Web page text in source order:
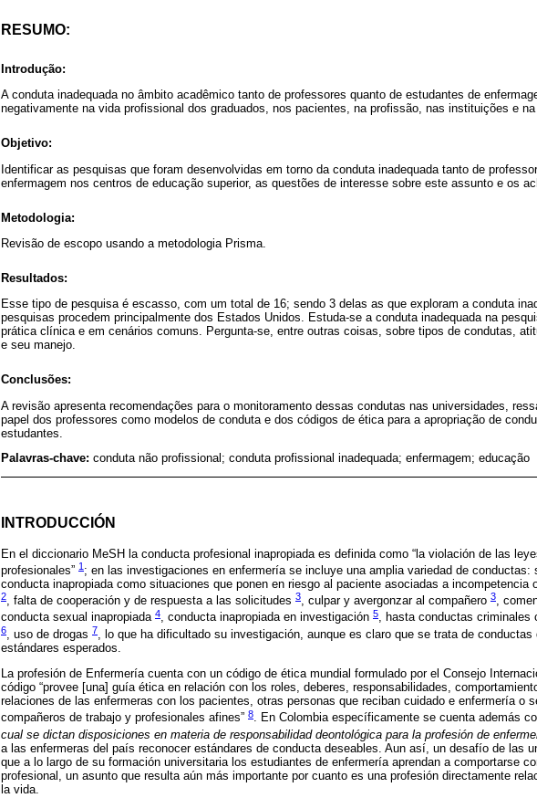
RESUMO:
Introdução:
A conduta inadequada no âmbito acadêmico tanto de professores quanto de estudantes de
negativamente na vida profissional dos graduados, nos pacientes, na profissão, nas instituições e
Objetivo:
Identificar as pesquisas que foram desenvolvidas em torno da conduta inadequada tanto de
enfermagem nos centros de educação superior, as questões de interesse sobre este assunto e os
Metodologia:
Revisão de escopo usando a metodologia Prisma.
Resultados:
Esse tipo de pesquisa é escasso, com um total de 16; sendo 3 delas as que exploram a conduta
pesquisas procedem principalmente dos Estados Unidos. Estuda-se a conduta inadequada na
prática clínica e em cenários comuns. Pergunta-se, entre outras coisas, sobre tipos de condutas,
e seu manejo.
Conclusões:
A revisão apresenta recomendações para o monitoramento dessas condutas nas universidades,
papel dos professores como modelos de conduta e dos códigos de ética para a apropriação de
estudantes.
Palavras-chave: conduta não profissional; conduta profissional inadequada; enfermagem; educação
INTRODUCCIÓN
En el diccionario MeSH la conducta profesional inapropiada es definida como “la violación de las
profesionales” 1 ; en las investigaciones en enfermería se incluye una amplia variedad de conductas:
conducta inapropiada como situaciones que ponen en riesgo al paciente asociadas a incompetencia
2, falta de cooperación y de respuesta a las solicitudes 3, culpar y avergonzar al compañero 3,
conducta sexual inapropiada 4, conducta inapropiada en investigación 5, hasta conductas criminales
6, uso de drogas 7, lo que ha dificultado su investigación, aunque es claro que se trata de conductas
estándares esperados.
La profesión de Enfermería cuenta con un código de ética mundial formulado por el Consejo
código “provee [una] guía ética en relación con los roles, deberes, responsabilidades,
relaciones de las enfermeras con los pacientes, otras personas que reciban cuidado e enfermería o
compañeros de trabajo y profesionales afines” 8. En Colombia específicamente se cuenta además
cual se dictan disposiciones en materia de responsabilidad deontológica para la profesión de
a las enfermeras del país reconocer estándares de conducta deseables. Aun así, un desafío de las
que a lo largo de su formación universitaria los estudiantes de enfermería aprendan a comportarse
profesional, un asunto que resulta aún más importante por cuanto es una profesión directamente
la vida.